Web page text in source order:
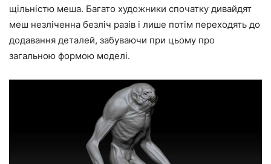
щільністю меша. Багато художники спочатку дивайдят
меш незліченна безліч разів і лише потім переходять до
додавання деталей, забуваючи при цьому про
загальною формою моделі.